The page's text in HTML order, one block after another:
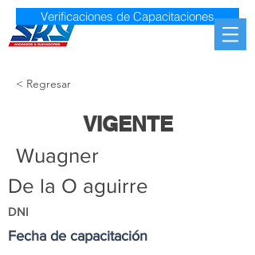
Verificaciones de Capacitaciones
< Regresar
VIGENTE
Wuagner
De la O aguirre
DNI
Fecha de capacitación